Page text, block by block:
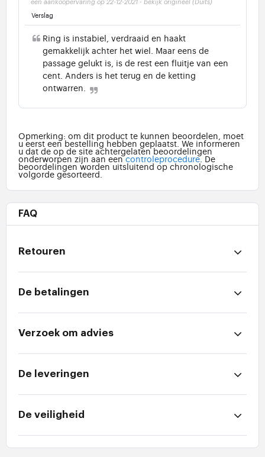
een aankoopervaring op 22-12-2021 - bekijk origineel (Duits)
Verslag
Ring is instabiel, verdraaid en haakt
gemakkelijk achter het wiel. Maar eens de
passage gelukt is, is de rest een fluitje van een
cent. Anders is het terug en de ketting
ontwarren.
Opmerking: om dit product te kunnen beoordelen, moet
u eerst een bestelling hebben geplaatst. We informeren
u dat de op de site achtergelaten beoordelingen
onderworpen zijn aan eencontroleprocedure. De
beoordelingen worden uitsluitend op chronologische
volgorde gesorteerd.
FAQ
Retouren
De betalingen
Verzoek om advies
De leveringen
De veiligheid